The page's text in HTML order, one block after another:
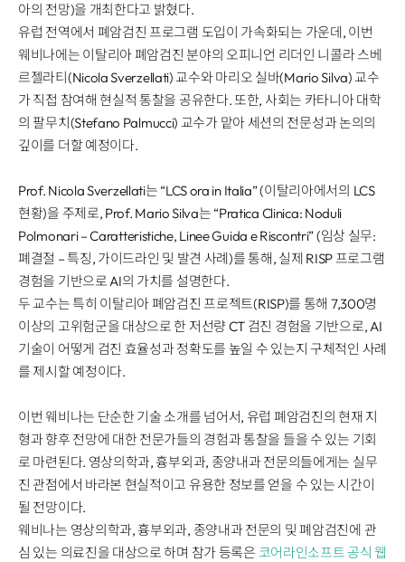
aview Modeler
aview Pseudonymization Server
아의 전망)을 개최한다고 밝혔다.
유럽 전역에서 폐암검진 프로그램 도입이 가속화되는 가운데, 이번
웨비나에는 이탈리아 폐암검진 분야의 오피니언 리더인 니콜라 스베
르젤라티(Nicola Sverzellati) 교수와 마리오 실바(Mario Silva) 교수
가 직접 참여해 현실적 통찰을 공유한다. 또한, 사회는 카타니아 대학
의 팔무치(Stefano Palmucci) 교수가 맡아 세션의 전문성과 논의의
깊이를 더할 예정이다.
Prof. Nicola Sverzellati는 “LCS ora in Italia” (이탈리아에서의 LCS
현황)을 주제로, Prof. Mario Silva는 “Pratica Clinica: Noduli
Polmonari – Caratteristiche, Linee Guida e Riscontri” (임상 실무:
폐결절 – 특징, 가이드라인 및 발견 사례)를 통해, 실제 RISP 프로그램
경험을 기반으로 AI의 가치를 설명한다.
두 교수는 특히 이탈리아 폐암검진 프로젝트(RISP)를 통해 7,300명
이상의 고위험군을 대상으로 한 저선량 CT 검진 경험을 기반으로, AI
기술이 어떻게 검진 효율성과 정확도를 높일 수 있는지 구체적인 사례
를 제시할 예정이다.
이번 웨비나는 단순한 기술 소개를 넘어서, 유럽 폐암검진의 현재 지
형과 향후 전망에 대한 전문가들의 경험과 통찰을 들을 수 있는 기회
로 마련된다. 영상의학과, 흉부외과, 종양내과 전문의들에게는 실무
진 관점에서 바라본 현실적이고 유용한 정보를 얻을 수 있는 시간이
될 전망이다.
웨비나는 영상의학과, 흉부외과, 종양내과 전문의 및 폐암검진에 관
심 있는 의료진을 대상으로 하며 참가 등록은 코어라인소프트 공식 웹